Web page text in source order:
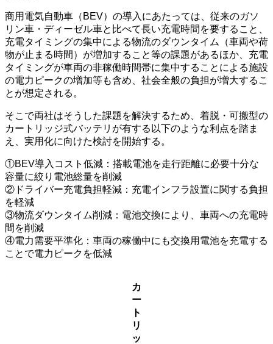
商用電気自動車（BEV）の導入にあたっては、従来のガソ
リン車・ディーゼル車と比べて長い充電時間を要すること、
充電タイミングの集中による物流のダウンタイム（車両や荷
物が止まる時間）が増加すること等の課題があるほか、充電
タイミングが車両の非稼働時間帯に集中することによる施設
の電力ピークの増加等も含め、社会全般の負担が増大するこ
とが想定される。
そこで両社はそうした課題を解決するため、着脱・可搬型の
カートリッジ式バッテリが有する以下のような利点を踏ま
え、実用化に向けた検討を開始する。
①BEV導入コスト低減：搭載電池を走行距離に必要十分な
容量に絞り電池総量を削減
②ドライバー充電負担軽減：充電インフラ設置に関する負担
を軽減
③物流ダウンタイム削減：電池交換により、車両への充電時
間を削減
④電力需要平準化：車両の稼働中にも交換用電池を充電する
ことで電力ピークを低減
カ
ー
ト
リ
ッ